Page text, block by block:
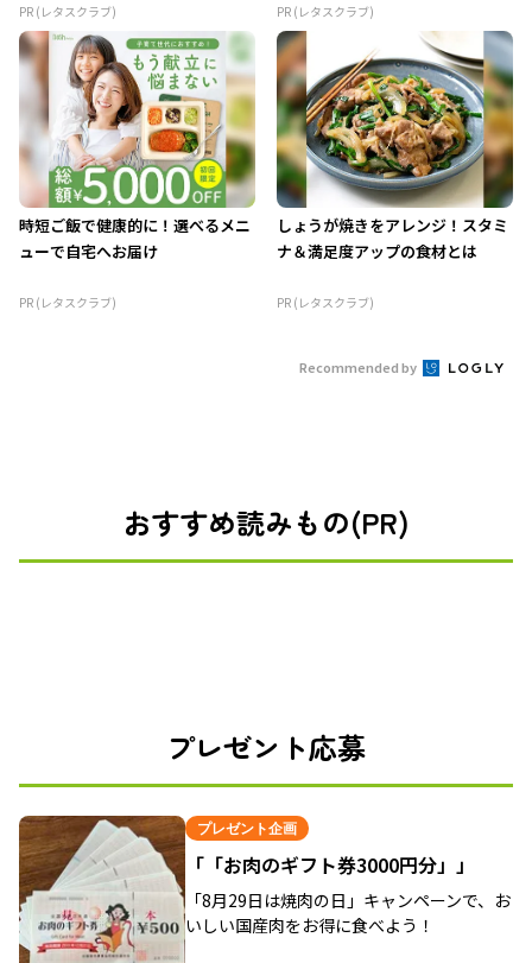
PR (レタスクラブ) PR (レタスクラブ)
時短ご飯で健康的に！選べるメニ
ューで自宅へお届け
PR (レタスクラブ)
しょうが焼きをアレンジ！スタミ
ナ＆満足度アップの食材とは
PR (レタスクラブ)
Recommended by
おすすめ読みもの(PR)
プレゼント応募
プレゼント企画
「「お肉のギフト券3000円分」」
「8月29日は焼肉の日」キャンペーンで、お
いしい国産肉をお得に食べよう！